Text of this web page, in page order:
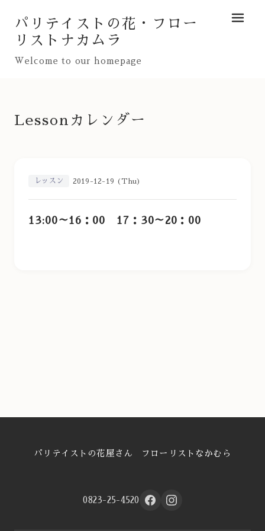
パリテイストの花・フロー
リストナカムラ
Welcome to our homepage
メニュ
Lessonカレンダー
レッスン 2019-12-19 (Thu)
13:00～16：00 17：30～20：00
パリテイストの花屋さん フローリストなかむら
0823-25-4520